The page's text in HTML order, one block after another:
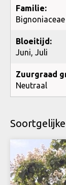
Familie:
Bignoniaceae
Bloeitijd:
Juni, Juli
Zuurgraad
Neutraal